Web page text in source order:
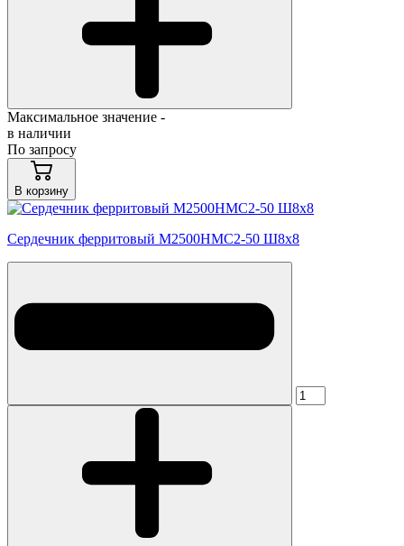
Максимальное значение -
в наличии
По запросу
В корзину
Сердечник ферритовый М2500НМС2-50 Ш8х8